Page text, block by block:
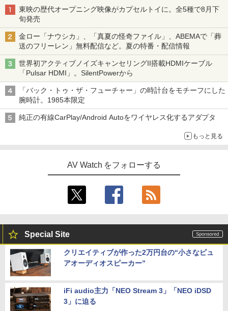
東映の歴代オープニング映像がカプセルトイに。全5種で8月下
旬発売
金ロー「ナウシカ」、「真夏の怪奇ファイル」、ABEMAで「葬
送のフリーレン」無料配信など。夏の特番・配信情報
世界初アクティブノイズキャンセリングII搭載HDMIケーブル
「Pulsar HDMI」。SilentPowerから
「バック・トゥ・ザ・フューチャー」の時計台をモチーフにした
腕時計。1985本限定
純正の有線CarPlay/Android Autoをワイヤレス化するアダプタ
もっと見る
AV Watch をフォローする
Special Site
クリエイティブが作った2万円台の“小さなピュ
アオーディオスピーカー”
iFi audio主力「NEO Stream 3」「NEO iDSD
3」に迫る